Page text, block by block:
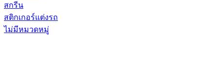
สกรีน
สติกเกอร์แต่งรถ
ไม่มีหมวดหมู่